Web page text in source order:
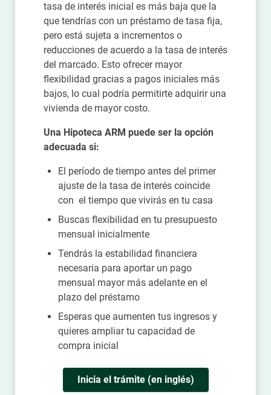
tasa de interés inicial es más baja que la
que tendrías con un préstamo de tasa fija,
pero está sujeta a incrementos o
reducciones de acuerdo a la tasa de interés
del marcado. Esto ofrecer mayor
flexibilidad gracias a pagos iniciales más
bajos, lo cual podría permitirte adquirir una
vivienda de mayor costo.
Una Hipoteca ARM puede ser la opción
adecuada si:
El período de tiempo antes del primer
ajuste de la tasa de interés coincide
con el tiempo que vivirás en tu casa
Buscas flexibilidad en tu presupuesto
mensual inicialmente
Tendrás la estabilidad financiera
necesaria para aportar un pago
mensual mayor más adelante en el
plazo del préstamo
Esperas que aumenten tus ingresos y
quieres ampliar tu capacidad de
compra inicial
Inicia el trámite (en inglés)